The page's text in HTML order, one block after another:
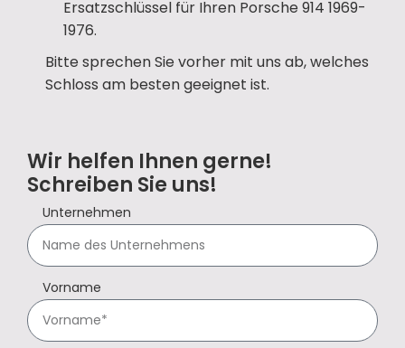
Ersatzschlüssel für Ihren Porsche 914 1969-
1976.
Bitte sprechen Sie vorher mit uns ab, welches
Schloss am besten geeignet ist.
Wir helfen Ihnen gerne!
Schreiben Sie uns!
Unternehmen
Vorname